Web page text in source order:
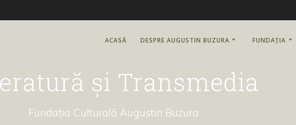
ACASĂ DESPRE AUGUSTIN BUZURA FUNDAȚIA
și Transmedia
Fundația Culturală Augustin Buzura